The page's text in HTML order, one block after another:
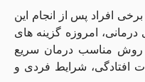
افراد پس از انجام این
امروزه گزینه ‌های
روش مناسب درمان سریع
افتادگی، شرایط فردی و